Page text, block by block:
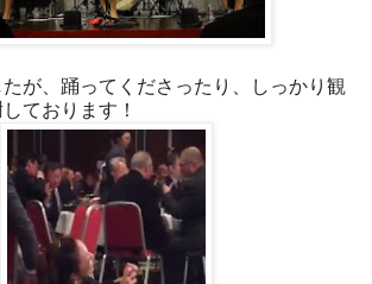
が、踊ってくださったり、しっかり観
ております！